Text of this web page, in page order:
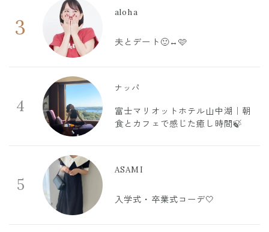
3
aloha
夫とデート🙂‍↔️🩷
4
ナッパ
富士マリオットホテル山中湖｜朝
食とカフェで感じた癒し時間🍃
5
ASAMI
入学式・卒業式コーデ🤍